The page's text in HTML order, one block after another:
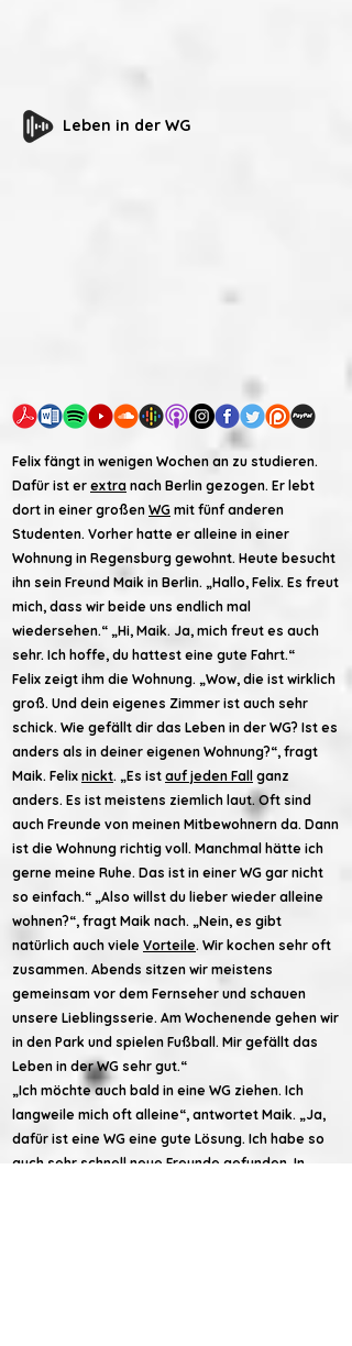
Leben in der WG
Felix fängt in wenigen Wochen an zu studieren.
Dafür ist er extra nach Berlin gezogen. Er lebt
dort in einer großen WG mit fünf anderen
Studenten. Vorher hatte er alleine in einer
Wohnung in Regensburg gewohnt. Heute besucht
ihn sein Freund Maik in Berlin. „Hallo, Felix. Es freut
mich, dass wir beide uns endlich mal
wiedersehen.“ „Hi, Maik. Ja, mich freut es auch
sehr. Ich hoffe, du hattest eine gute Fahrt.“
Felix zeigt ihm die Wohnung. „Wow, die ist wirklich
groß. Und dein eigenes Zimmer ist auch sehr
schick. Wie gefällt dir das Leben in der WG? Ist es
anders als in deiner eigenen Wohnung?“, fragt
Maik. Felix nickt. „Es ist auf jeden Fall ganz
anders. Es ist meistens ziemlich laut. Oft sind
auch Freunde von meinen Mitbewohnern da. Dann
ist die Wohnung richtig voll. Manchmal hätte ich
gerne meine Ruhe. Das ist in einer WG gar nicht
so einfach.“ „Also willst du lieber wieder alleine
wohnen?“, fragt Maik nach. „Nein, es gibt
natürlich auch viele Vorteile. Wir kochen sehr oft
zusammen. Abends sitzen wir meistens
gemeinsam vor dem Fernseher und schauen
unsere Lieblingsserie. Am Wochenende gehen wir
in den Park und spielen Fußball. Mir gefällt das
Leben in der WG sehr gut.“
„Ich möchte auch bald in eine WG ziehen. Ich
langweile mich oft alleine“, antwortet Maik. „Ja,
dafür ist eine WG eine gute Lösung. Ich habe so
auch sehr schnell neue Freunde gefunden. In